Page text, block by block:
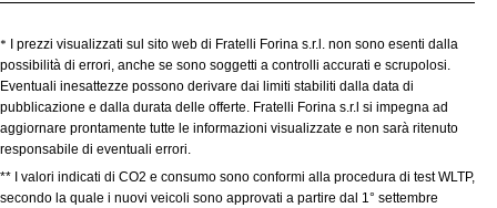
*
I prezzi visualizzati sul sito web di Fratelli Forina s.r.l. non sono esenti dalla
possibilità di errori, anche se sono soggetti a controlli accurati e scrupolosi.
Eventuali inesattezze possono derivare dai limiti stabiliti dalla data di
pubblicazione e dalla durata delle offerte. Fratelli Forina s.r.l si impegna ad
aggiornare prontamente tutte le informazioni visualizzate e non sarà ritenuto
responsabile di eventuali errori.
** I valori indicati di CO2 e consumo sono conformi alla procedura di test WLTP,
secondo la quale i nuovi veicoli sono approvati a partire dal 1° settembre